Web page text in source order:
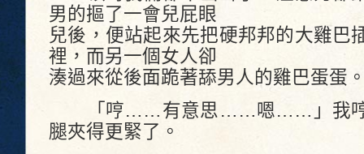
男的摳了一會兒屁眼
兒後，便站起來先把硬邦邦的大雞巴
裡，而另一個女人卻
湊過來從後面跪著舔男人的雞巴蛋蛋
「哼……有意思……嗯……」我哼
腿夾得更緊了。